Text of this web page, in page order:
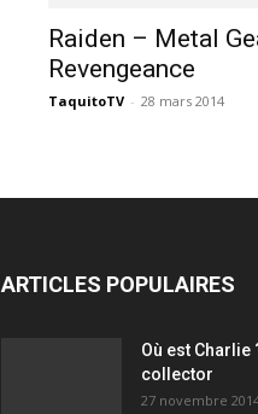
Raiden – Metal
Revengeance
TaquitoTV - 28 mars 2014
ARTICLES POPULAIRES
Où est Charlie
collector
27 novembre